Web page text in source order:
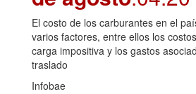
El costo de los carburantes en el
varios factores, entre ellos los
carga impositiva y los gastos
traslado
Infobae